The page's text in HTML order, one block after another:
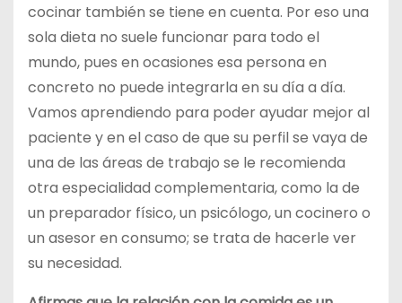
cocinar también se tiene en cuenta. Por eso una
sola dieta no suele funcionar para todo el
mundo, pues en ocasiones esa persona en
concreto no puede integrarla en su día a día.
Vamos aprendiendo para poder ayudar mejor al
paciente y en el caso de que su perfil se vaya de
una de las áreas de trabajo se le recomienda
otra especialidad complementaria, como la de
un preparador físico, un psicólogo, un cocinero o
un asesor en consumo; se trata de hacerle ver
su necesidad.